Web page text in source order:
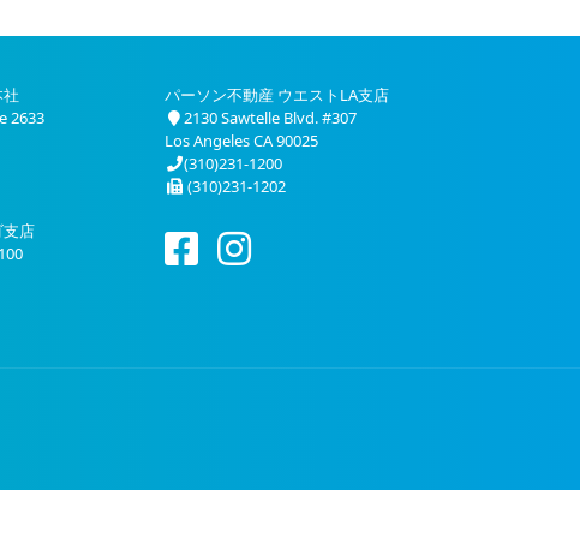
2633
パーソン不動産 ウエストLA支店
2130 Sawtelle Blvd. #307
Los Angeles CA 90025
(310)231-1200
(310)231-1202
店